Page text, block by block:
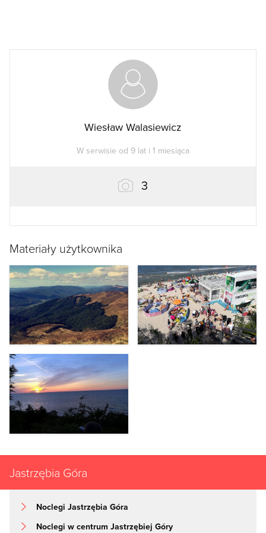
Wiesław Walasiewicz
W serwisie od 9 lat i 1 miesiąca
3zdjęcia
Materiały użytkownika
Jastrzębia Góra
Noclegi Jastrzębia Góra
Noclegi w centrum Jastrzębiej Góry